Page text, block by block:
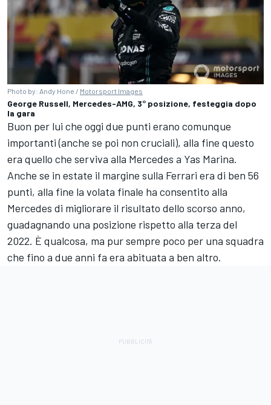
Photo by: Andy Hone / Motorsport Images
George Russell, Mercedes-AMG, 3° posizione, festeggia dopo
la gara
Buon per lui che oggi due punti erano comunque
importanti (anche se poi non cruciali), alla fine questo
era quello che serviva alla Mercedes a Yas Marina.
Anche se in estate il margine sulla Ferrari era di ben 56
punti, alla fine la volata finale ha consentito alla
Mercedes di migliorare il risultato dello scorso anno,
guadagnando una posizione rispetto alla terza del
2022. È qualcosa, ma pur sempre poco per una squadra
che fino a due anni fa era abituata a ben altro.